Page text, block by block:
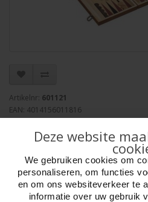
Artikelnr: 601121
EAN: 4014156011816
Minimum afname: 1
Aantal
Deze website
We gebruiken cookies om
personaliseren, om functies
en om ons websiteverkeer te
informatie over uw gebruik